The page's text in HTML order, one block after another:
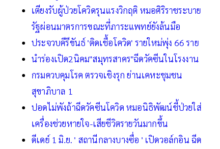
เตียงรับผู้ป่วยโควิดรุนแรงวิกฤติ หมอศิริราชระบาย
รัฐผ่อนมาตรการขณะที่ภาระแพทย์ยังล้นมือ
ประจวบคีรีขันธ์ 'ติดเชื้อโควิด' รายใหม่พุ่ง 66 ราย
นำร่องเปิด2นิคม"สมุทรสาคร"ฉีดวัคซีนในโรงงาน
กรมควบคุมโรค ตรวจเชิงรุก ย่านเคหะชุมชน
สุขาภิบาล 1
ปอดไม่พังถ้าฉีดวัคซีนโควิด หมอนิธิพัฒน์ชี้ป่วยใส่
เครื่องช่วยหายใจ-เสียชีวิตรายวันมากขึ้น
ดีเดย์ 1 มิ.ย. ' สถานีกลางบางซื่อ ' เปิดวอล์กอิน ฉีด